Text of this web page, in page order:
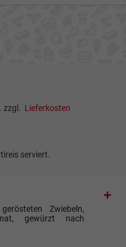
zzgl. Lieferkosten
serviert.
Zwiebeln,
gewürzt nach